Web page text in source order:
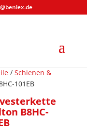
/ Schienen &
101EB
B8HC-